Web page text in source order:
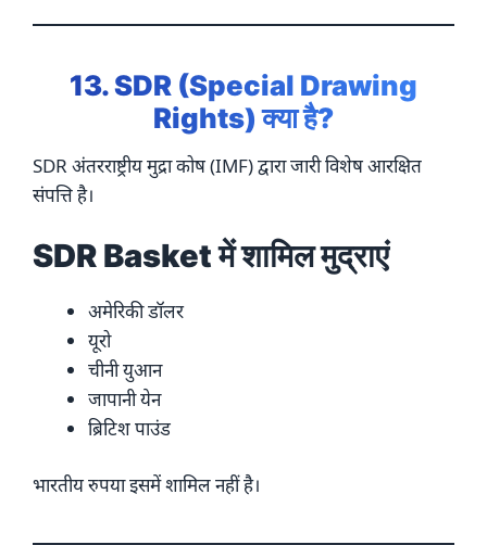
13. SDR (Special Drawing
Rights) क्या है?
SDR अंतरराष्ट्रीय मुद्रा कोष (IMF) द्वारा जारी विशेष आरक्षित
संपत्ति है।
SDR Basket में शामिल मुद्राएं
अमेरिकी डॉलर
यूरो
चीनी युआन
जापानी येन
ब्रिटिश पाउंड
भारतीय रुपया इसमें शामिल नहीं है।